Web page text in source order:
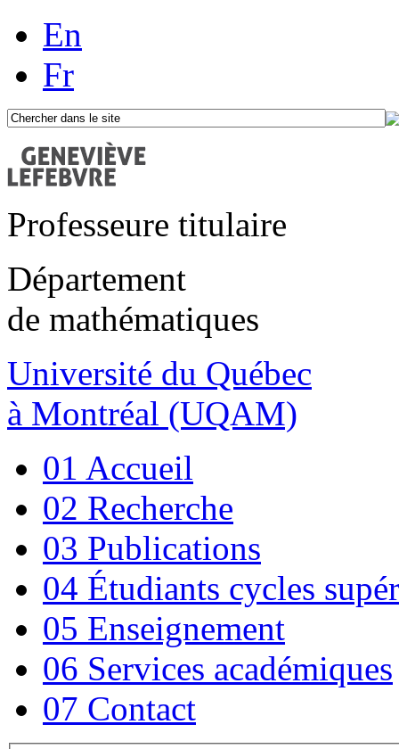
En
Fr
Professeure titulaire
Département
de mathématiques
Université du Québec
à Montréal (UQAM)
01 Accueil
02 Recherche
03 Publications
04 Étudiants cycles
05 Enseignement
06 Services académiques
07 Contact